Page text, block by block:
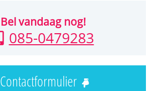
Bel vandaag nog!
085-0479283
Contactformulier